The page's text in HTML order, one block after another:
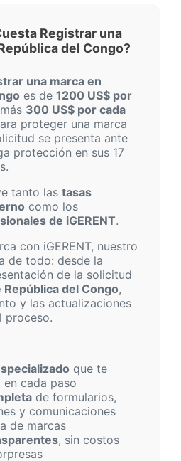
Registrar una
del Congo?
una marca en
es de 1200 US$ por
300 US$ por cada
proteger una marca
se presenta ante
protección en sus 17
tanto las tasas
como los
de iGERENT.
con iGERENT, nuestro
de todo: desde la
de la solicitud
República del Congo,
y las actualizaciones
proceso.
que te
en cada paso
de formularios,
y comunicaciones
de marcas
, sin costos